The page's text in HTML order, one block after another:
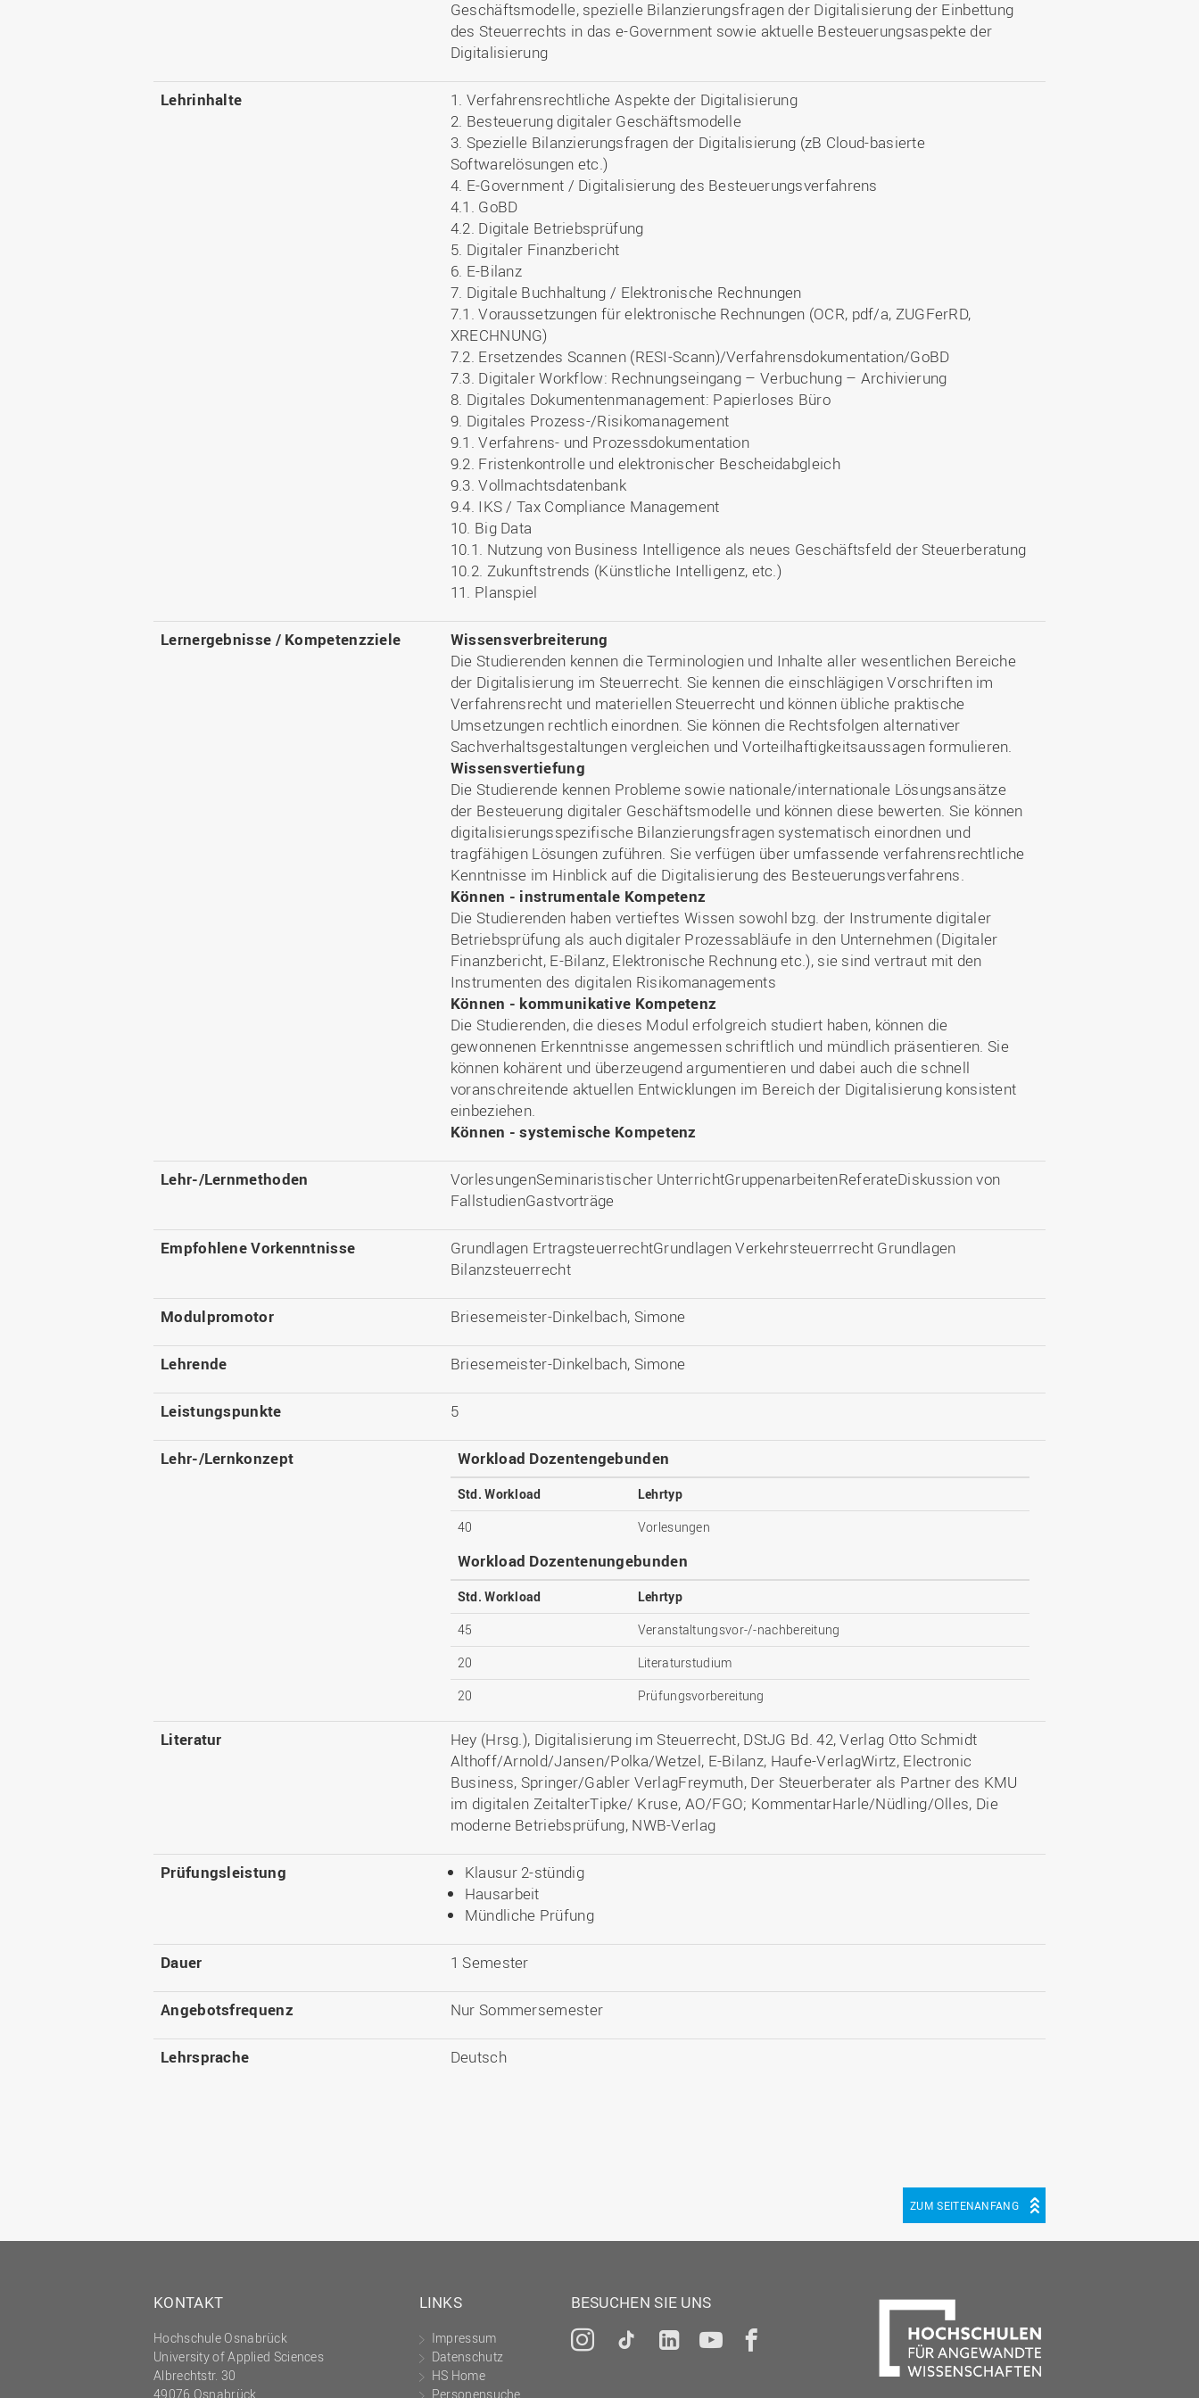
Geschäftsmodelle, spezielle Bilanzierungsfragen der Digitalisierung der Einbettung
des Steuerrechts in das e-Government sowie aktuelle Besteuerungsaspekte der
Digitalisierung
Lehrinhalte
1. Verfahrensrechtliche Aspekte der Digitalisierung
2. Besteuerung digitaler Geschäftsmodelle
3. Spezielle Bilanzierungsfragen der Digitalisierung (zB Cloud-basierte
Softwarelösungen etc.)
4. E-Government / Digitalisierung des Besteuerungsverfahrens
4.1. GoBD
4.2. Digitale Betriebsprüfung
5. Digitaler Finanzbericht
6. E-Bilanz
7. Digitale Buchhaltung / Elektronische Rechnungen
7.1. Voraussetzungen für elektronische Rechnungen (OCR, pdf/a, ZUGFerRD,
XRECHNUNG)
7.2. Ersetzendes Scannen (RESI-Scann)/Verfahrensdokumentation/GoBD
7.3. Digitaler Workflow: Rechnungseingang – Verbuchung – Archivierung
8. Digitales Dokumentenmanagement: Papierloses Büro
9. Digitales Prozess-/Risikomanagement
9.1. Verfahrens- und Prozessdokumentation
9.2. Fristenkontrolle und elektronischer Bescheidabgleich
9.3. Vollmachtsdatenbank
9.4. IKS / Tax Compliance Management
10. Big Data
10.1. Nutzung von Business Intelligence als neues Geschäftsfeld der Steuerberatung
10.2. Zukunftstrends (Künstliche Intelligenz, etc.)
11. Planspiel
Lernergebnisse / Kompetenzziele
Wissensverbreiterung
Die Studierenden kennen die Terminologien und Inhalte aller wesentlichen Bereiche
der Digitalisierung im Steuerrecht. Sie kennen die einschlägigen Vorschriften im
Verfahrensrecht und materiellen Steuerrecht und können übliche praktische
Umsetzungen rechtlich einordnen. Sie können die Rechtsfolgen alternativer
Sachverhaltsgestaltungen vergleichen und Vorteilhaftigkeitsaussagen formulieren.
Wissensvertiefung
Die Studierende kennen Probleme sowie nationale/internationale Lösungsansätze
der Besteuerung digitaler Geschäftsmodelle und können diese bewerten. Sie können
digitalisierungsspezifische Bilanzierungsfragen systematisch einordnen und
tragfähigen Lösungen zuführen. Sie verfügen über umfassende verfahrensrechtliche
Kenntnisse im Hinblick auf die Digitalisierung des Besteuerungsverfahrens.
Können - instrumentale Kompetenz
Die Studierenden haben vertieftes Wissen sowohl bzg. der Instrumente digitaler
Betriebsprüfung als auch digitaler Prozessabläufe in den Unternehmen (Digitaler
Finanzbericht, E-Bilanz, Elektronische Rechnung etc.), sie sind vertraut mit den
Instrumenten des digitalen Risikomanagements
Können - kommunikative Kompetenz
Die Studierenden, die dieses Modul erfolgreich studiert haben, können die
gewonnenen Erkenntnisse angemessen schriftlich und mündlich präsentieren. Sie
können kohärent und überzeugend argumentieren und dabei auch die schnell
voranschreitende aktuellen Entwicklungen im Bereich der Digitalisierung konsistent
einbeziehen.
Können - systemische Kompetenz
Lehr-/Lernmethoden
VorlesungenSeminaristischer UnterrichtGruppenarbeitenReferateDiskussion von
FallstudienGastvorträge
Empfohlene Vorkenntnisse
Grundlagen ErtragsteuerrechtGrundlagen Verkehrsteuerrrecht Grundlagen
Bilanzsteuerrecht
Modulpromotor Briesemeister-Dinkelbach, Simone
Lehrende Briesemeister-Dinkelbach, Simone
Leistungspunkte 5
Lehr-/Lernkonzept Workload Dozentengebunden
Std. Workload
Lehrtyp
40
Vorlesungen
Workload Dozentenungebunden
Std. Workload
Lehrtyp
45
Veranstaltungsvor-/-nachbereitung
20
Literaturstudium
20
Prüfungsvorbereitung
Literatur
Hey (Hrsg.), Digitalisierung im Steuerrecht, DStJG Bd. 42, Verlag Otto Schmidt
Althoff/Arnold/Jansen/Polka/Wetzel, E-Bilanz, Haufe-VerlagWirtz, Electronic
Business, Springer/Gabler VerlagFreymuth, Der Steuerberater als Partner des KMU
im digitalen ZeitalterTipke/ Kruse, AO/FGO; KommentarHarle/Nüdling/Olles, Die
moderne Betriebsprüfung, NWB-Verlag
Prüfungsleistung
Klausur 2-stündig
Hausarbeit
Mündliche Prüfung
Dauer 1 Semester
Angebotsfrequenz Nur Sommersemester
Lehrsprache Deutsch
ZUM SEITENANFANG
KONTAKT
Hochschule Osnabrück
University of Applied Sciences
Albrechtstr. 30
49076 Osnabrück
LINKS
Impressum
Datenschutz
HS Home
Personensuche
BESUCHEN SIE UNS
Instagram
TiktokLinkedInYouTube